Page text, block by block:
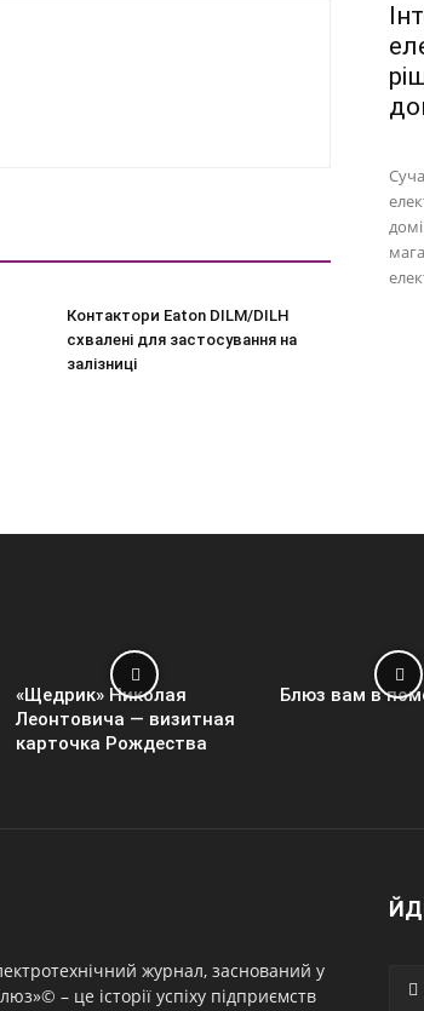
Контактори Eaton DILM/DILH
схвалені для застосування на
залізниці
«Щедрик» Николая
Леонтовича — визитная
карточка Рождества
Блюз вам в
журнал, заснований у
– це історії успіху підприємств